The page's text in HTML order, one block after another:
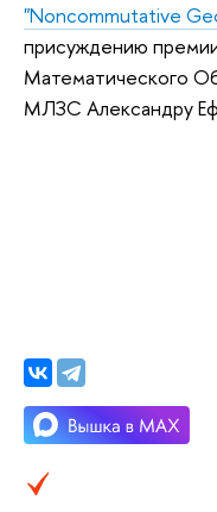
"Noncommutative
присуждению
Математического
МЛЗС Александру